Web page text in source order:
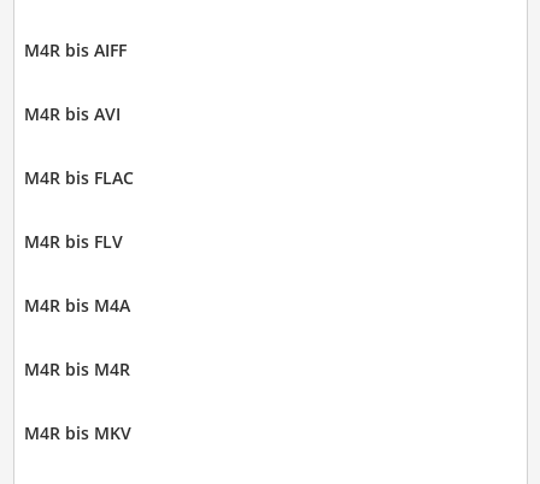
M4R bis AIFF
M4R bis AVI
M4R bis FLAC
M4R bis FLV
M4R bis M4A
M4R bis M4R
M4R bis MKV